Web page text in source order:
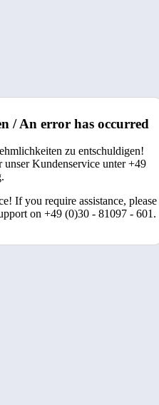
/ An error has occurred
zu entschuldigen!
Kundenservice unter +49
If you require assistance, please
on +49 (0)30 - 81097 - 601.